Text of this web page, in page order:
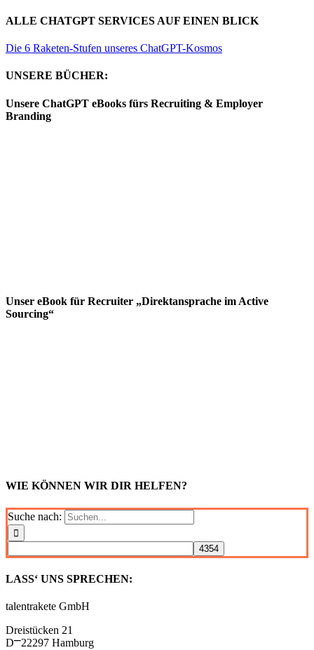
ALLE CHATGPT SERVICES AUF EINEN BLICK
Die 6 Raketen-Stufen unseres ChatGPT-Kosmos
UNSERE BÜCHER:
Unsere ChatGPT eBooks fürs Recruiting & Employer
Branding
Unser eBook für Recruiter „Direktansprache im Active
Sourcing“
WIE KÖNNEN WIR DIR HELFEN?
Suche nach:
LASS‘ UNS SPRECHEN:
talentrakete GmbH
Dreistücken 21
D⎻22297 Hamburg